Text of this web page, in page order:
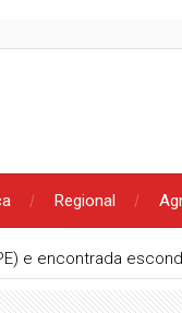
Regional
e encontrada